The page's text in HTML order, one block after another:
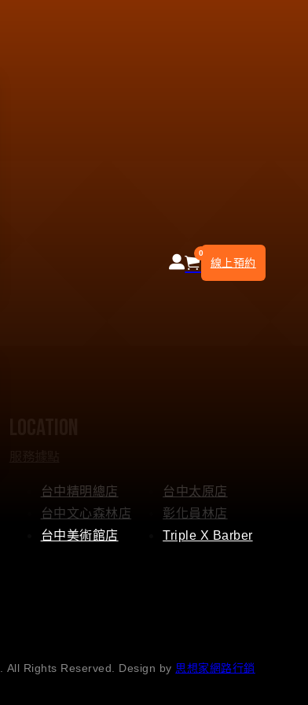
0
線上預約
台中精明總店
台中文心森林店
台中美術館店
台中太原店
彰化員林店
Triple X Barber
. All Rights Reserved. Design by 思想家網路行銷